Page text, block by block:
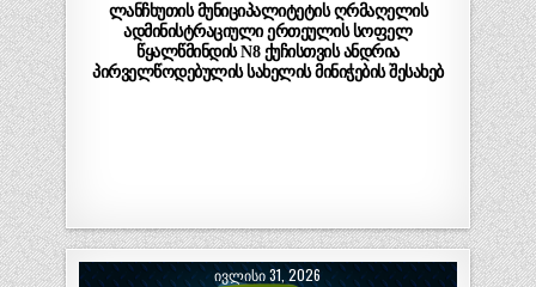
ლანჩხუთის მუნიციპალიტეტის ღრმაღელის
ადმინისტრაციული ერთეულის სოფელ
წყალწმინდის N8 ქუჩისთვის ანდრია
პირველწოდებულის სახელის მინიჭების შესახებ
ᲘᲕᲚᲘᲡᲘ 31, 2026